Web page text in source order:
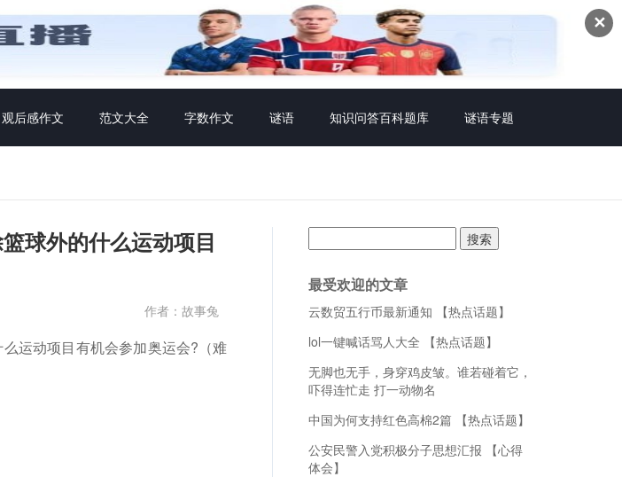
✕
观后感作文 范文大全 字数作文 谜语 知识问答百科题库 谜语专题
球外的什么运动项目
作者：故事兔
运动项目有机会参加奥运会?（难
索：
最受欢迎的文章
云数贸五行币最新通知 【热点话题】
lol一键喊话骂人大全 【热点话题】
无脚也无手，身穿鸡皮皱。谁若碰着它，
吓得连忙走 打一动物名
中国为何支持红色高棉2篇 【热点话题】
公安民警入党积极分子思想汇报 【心得
体会】